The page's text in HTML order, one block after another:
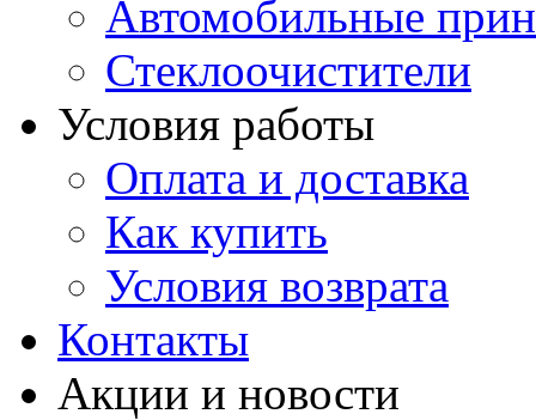
Автомобильные
Стеклоочистители
Условия работы
Оплата и доставка
Как купить
Условия возврата
Контакты
Акции и новости